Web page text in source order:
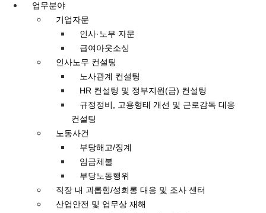
업무분야
기업자문
인사·노무 자문
급여아웃소싱
인사노무 컨설팅
노사관계 컨설팅
HR 컨설팅 및 정부지원(금) 컨설팅
규정정비, 고용형태 개선 및 근로감독 대응
컨설팅
노동사건
부당해고/징계
임금체불
부당노동행위
직장 내 괴롭힘/성희롱 대응 및 조사 센터
산업안전 및 업무상 재해